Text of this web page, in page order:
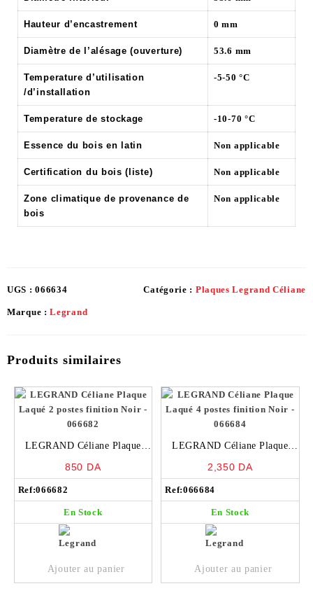
Hauteur d’encastrement 0 mm
Diamètre de l’alésage (ouverture) 53.6 mm
Temperature d’utilisation
/d’installation
-5-50 °C
Temperature de stockage -10-70 °C
Essence du bois en latin Non applicable
Certification du bois (liste) Non applicable
Zone climatique de provenance de
bois
Non applicable
UGS :066634 Catégorie : Plaques Legrand Céliane
Marque :Legrand
Produits similaires
LEGRAND Céliane Plaque
850 DA
Ref:066682
En Stock
Ajouter au panier
LEGRAND Céliane Plaque
066684
2,350 DA
Ref:066684
En Stock
Ajouter au panier